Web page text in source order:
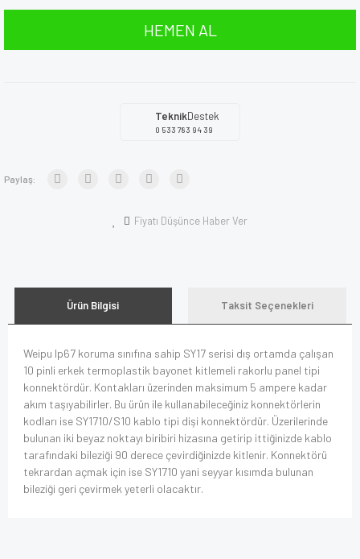
HEMEN AL
TeknikDestek
0 533 783 94 39
Paylaş:
Fiyatı Düşünce Haber Ver
Ürün Bilgisi Taksit Seçenekleri
Weipu Ip67 koruma sınıfına sahip SY17 serisi dış ortamda çalışan
10 pinli erkek termoplastik bayonet kitlemeli rakorlu panel tipi
konnektördür. Kontakları üzerinden maksimum 5 ampere kadar
akım taşıyabilirler. Bu ürün ile kullanabileceğiniz konnektörlerin
kodları ise SY1710/S10 kablo tipi dişi konnektördür. Üzerilerinde
bulunan iki beyaz noktayı biribiri hizasına getirip ittiğinizde kablo
tarafındaki bileziği 90 derece çevirdiğinizde kitlenir. Konnektörü
tekrardan açmak için ise SY1710 yani seyyar kısımda bulunan
bileziği geri çevirmek yeterli olacaktır.